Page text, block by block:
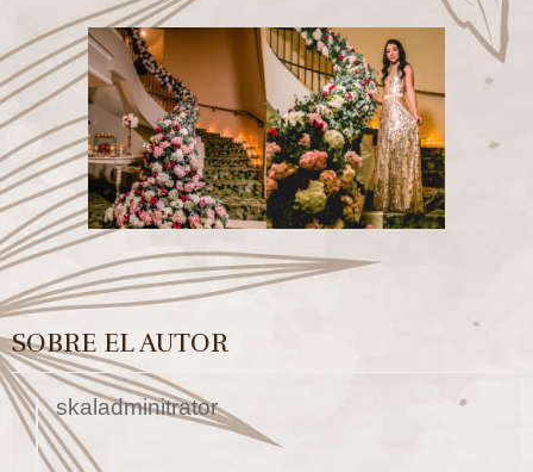
SOBRE EL AUTOR
skaladminitrator